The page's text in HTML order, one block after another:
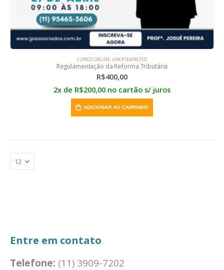
CURSOS ONLINE UNCATEGORIZED
Regulamentação da Reforma Tributária
R$400,00
2x de R$200,00 no cartão s/ juros
ADICIONAR AO CARRINHO
Entre em contato
Telefone: (11) 3909-7202